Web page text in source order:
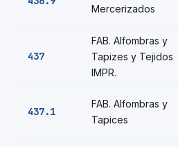
Mercerizados
437
FAB. Alfombras y
Tapizes y Tejidos
IMPR.
437.1
FAB. Alfombras y
Tapices